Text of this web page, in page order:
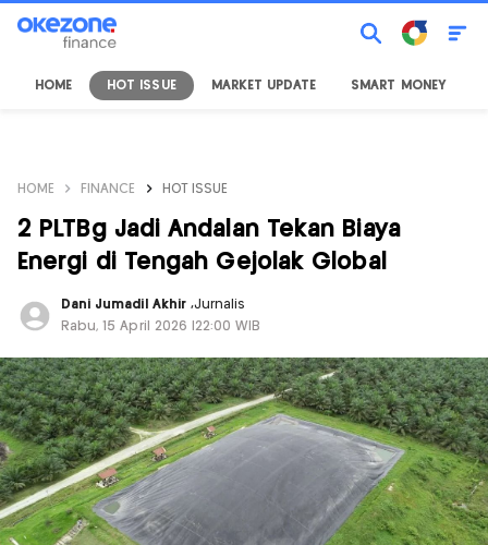
HOME HOT ISSUE MARKET UPDATE SMART MONEY
HOME FINANCE HOT ISSUE
2 PLTBg Jadi Andalan Tekan Biaya
Energi di Tengah Gejolak Global
Dani Jumadil Akhir ,Jurnalis
Rabu, 15 April 2026 |22:00 WIB